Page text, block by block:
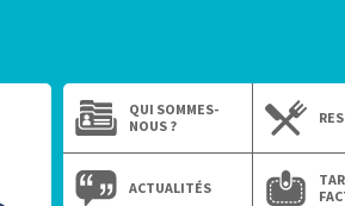
QUI SOMMES-
NOUS ?
ACTUALITÉS